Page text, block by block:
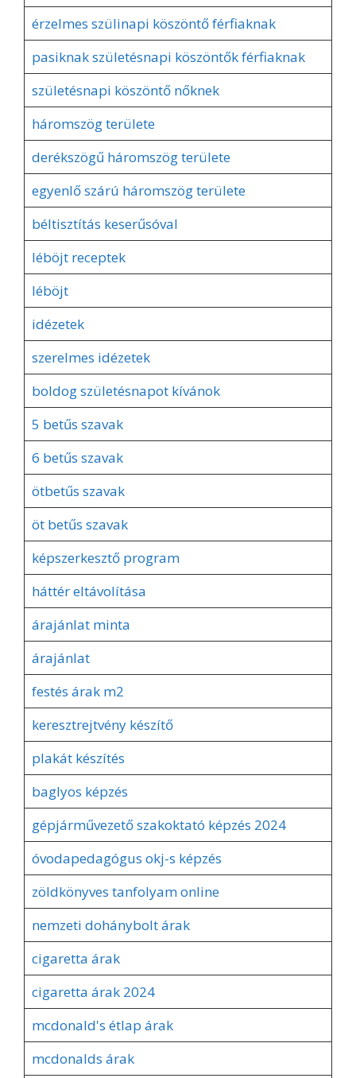
érzelmes szülinapi köszöntő férfiaknak
pasiknak születésnapi köszöntők férfiaknak
születésnapi köszöntő nőknek
háromszög területe
derékszögű háromszög területe
egyenlő szárú háromszög területe
béltisztítás keserűsóval
léböjt receptek
léböjt
idézetek
szerelmes idézetek
boldog születésnapot kívánok
5 betűs szavak
6 betűs szavak
ötbetűs szavak
öt betűs szavak
képszerkesztő program
háttér eltávolítása
árajánlat minta
árajánlat
festés árak m2
keresztrejtvény készítő
plakát készítés
baglyos képzés
gépjárművezető szakoktató képzés 2024
óvodapedagógus okj-s képzés
zöldkönyves tanfolyam online
nemzeti dohánybolt árak
cigaretta árak
cigaretta árak 2024
mcdonald's étlap árak
mcdonalds árak